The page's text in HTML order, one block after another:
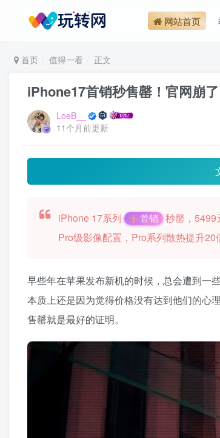
网站首页
首页 值得一看 正文
iPhone17首销秒售罄！官网崩
LoeB__
11个月前更新
iPhone 17系列 首销
秒罄，5499
Pro级影像配置，Pro系列散热提升20
早些年在苹果发布新机的时候，总会遭到一
本质上还是因为觉得价格没有达到他们的心
售罄就是最好的证明。